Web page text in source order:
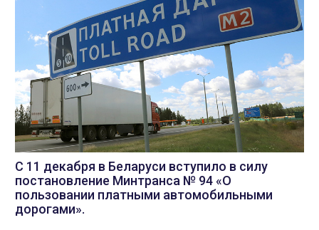
С 11 декабря в Беларуси вступило в силу
постановление Минтранса № 94 «О
пользовании платными автомобильными
дорогами».